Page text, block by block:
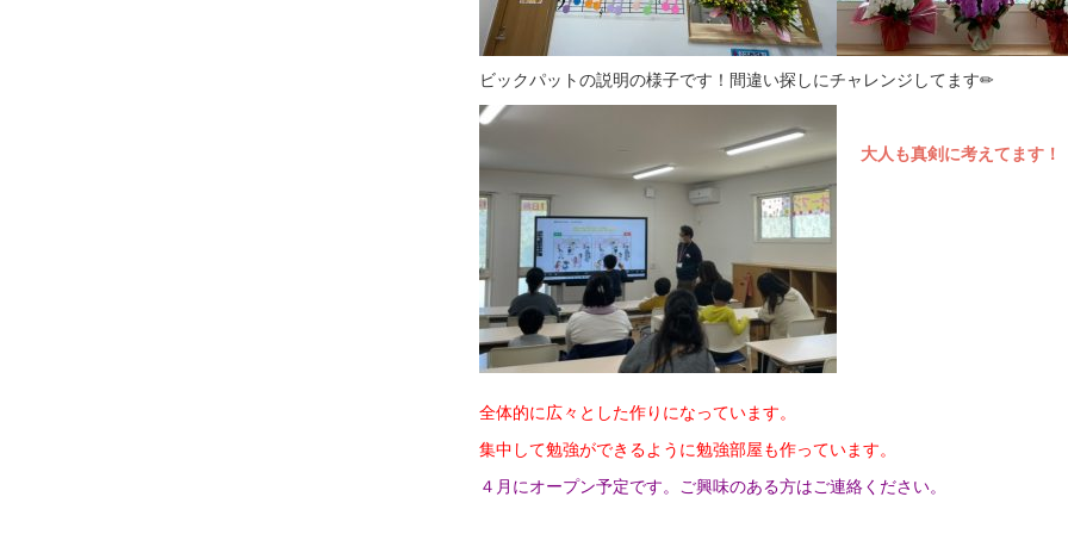
ビックパットの説明の様子です！間違い探しにチャレンジしてます✏
大人も真剣に考えてます！
全体的に広々とした作りになっています。
集中して勉強ができるように勉強部屋も作っています。
４月にオープン予定です。ご興味のある方はご連絡ください。